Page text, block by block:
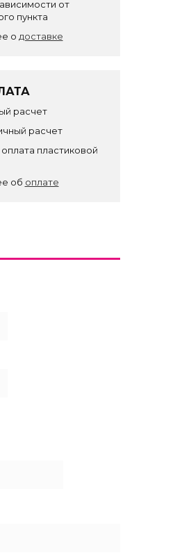
от
пункта
о доставке
расчет
расчет
пластиковой
об оплате